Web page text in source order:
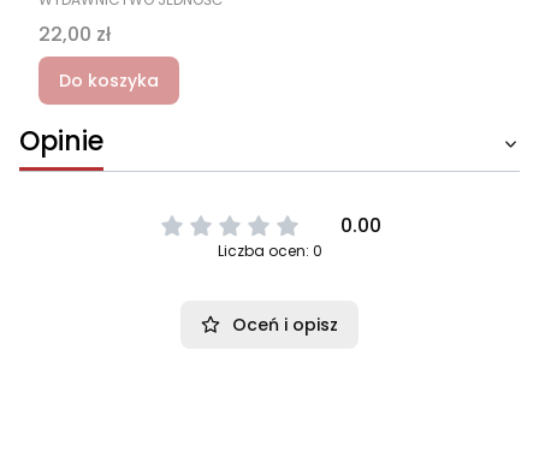
Cena
22,00 zł
Do koszyka
Opinie
0.00
Liczba ocen: 0
Oceń i opisz